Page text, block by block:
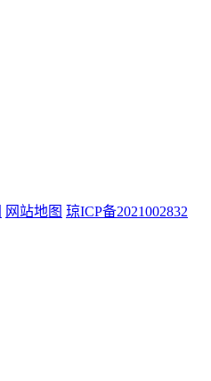
网站地图 琼ICP备2021002832